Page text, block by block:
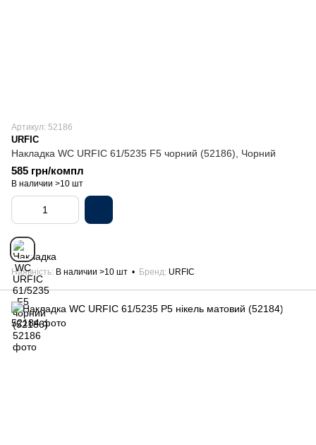
Артикул: 52186
URFIC
Накладка WC URFIC 61/5235 F5 чорний (52186), Чорний
585 грн/компл
В наличии >10 шт
Наявність В наличии >10 шт Бренд URFIC